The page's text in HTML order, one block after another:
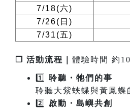
7/18(六)
7/26( 日 )
7/31(五)
❐ 活動流程｜ 體驗時間 約
1️⃣ 聆聽・牠們的事
聆聽大紫蛺蝶與黃鳳蝶
2️⃣ 啟動 ・ 島嶼共創